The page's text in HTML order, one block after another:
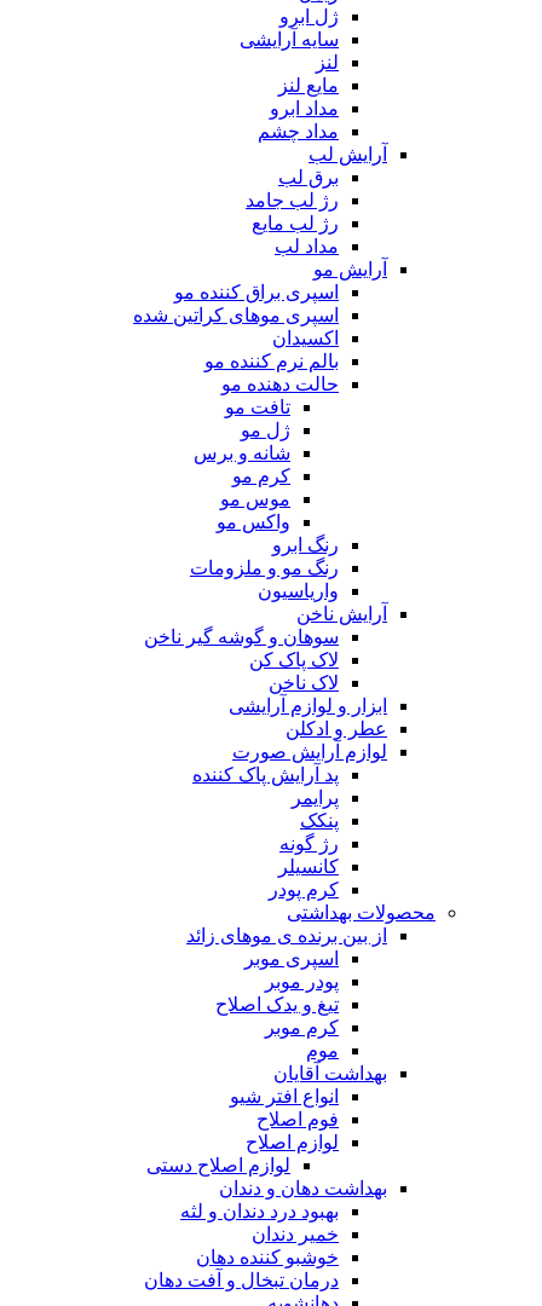
ژل ابرو
سایه آرایشی
لنز
مایع لنز
مداد ابرو
مداد چشم
آرایش لب
برق لب
رژ لب جامد
رژ لب مایع
مداد لب
آرایش مو
اسپری براق کننده مو
اسپری موهای کراتین شده
اکسیدان
بالم نرم کننده مو
حالت دهنده مو
تافت مو
ژل مو
شانه و برس
کرم مو
موس مو
واکس مو
رنگ ابرو
رنگ مو و ملزومات
واریاسیون
آرایش ناخن
سوهان و گوشه گیر ناخن
لاک پاک کن
لاک ناخن
ابزار و لوازم آرایشی
عطر و ادکلن
لوازم آرایش صورت
پد آرایش پاک کننده
پرایمر
پنکک
رژ گونه
کانسیلر
کرم پودر
محصولات بهداشتی
از بین برنده ی موهای زائد
اسپری موبر
پودر موبر
تیغ و یدک اصلاح
کرم موبر
موم
بهداشت آقایان
انواع افتر شیو
فوم اصلاح
لوازم اصلاح
لوازم اصلاح دستی
بهداشت دهان و دندان
بهبود درد دندان و لثه
خمیر دندان
خوشبو کننده دهان
درمان تبخال و آفت دهان